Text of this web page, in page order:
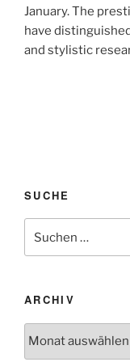
January. The
have
and stylistic
SUCHE
Suche
nach:
ARCHIV
Archiv